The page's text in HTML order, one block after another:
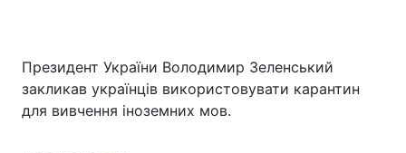
Головна Війна
Україна Політика
Президент України Володимир Зеленський
закликав українців використовувати карантин
для вивчення іноземних мов.